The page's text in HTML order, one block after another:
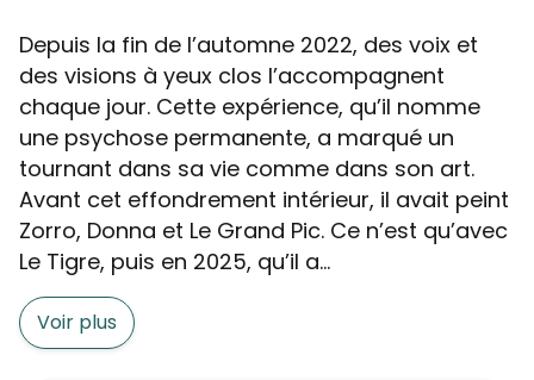
Depuis la fin de l’automne 2022, des voix et
des visions à yeux clos l’accompagnent
chaque jour. Cette expérience, qu’il nomme
une psychose permanente, a marqué un
tournant dans sa vie comme dans son art.
Avant cet effondrement intérieur, il avait peint
Zorro, Donna et Le Grand Pic. Ce n’est qu’avec
Le Tigre, puis en 2025, qu’il a...
Voir plus